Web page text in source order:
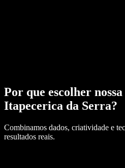
Por que escolher
Itapecerica da Serra?
Combinamos dados, criatividade e
resultados reais.